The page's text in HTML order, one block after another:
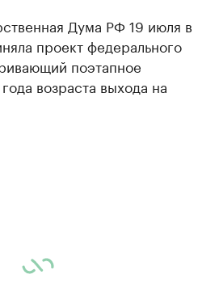
Дума РФ 19 июля в
проект федерального
поэтапное
возраста выхода на